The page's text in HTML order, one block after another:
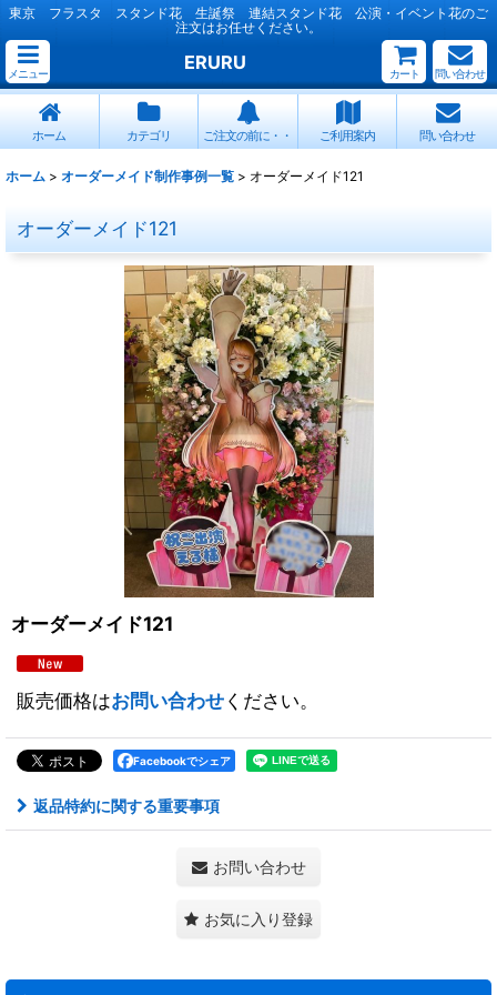
東京 フラスタ スタンド花 生誕祭 連結スタンド花 公演・イベント花のご
注文はお任せください。
メニュー
ERURU
カート 問い合わせ
ホーム カテゴリ ご注文の前に・・ ご利用案内 問い合わせ
ホーム > オーダーメイド制作事例一覧 > オーダーメイド121
オーダーメイド121
オーダーメイド121
販売価格はお問い合わせください。
Facebookでシェア
返品特約に関する重要事項
お問い合わせ
お気に入り登録